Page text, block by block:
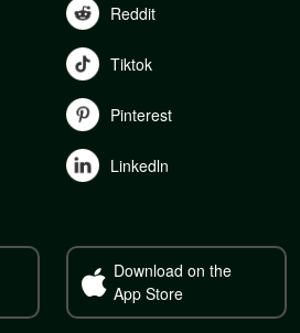
Reddit
Tiktok
Pinterest
Linkedln
Download on the
App Store